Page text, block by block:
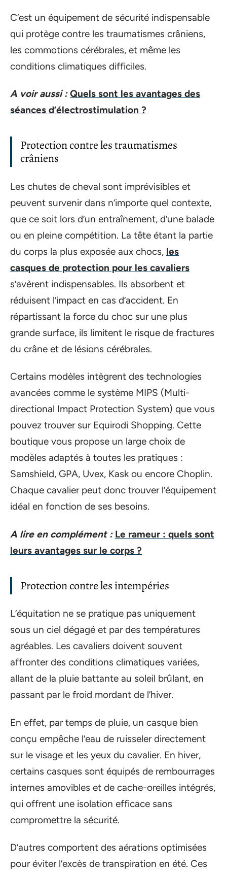
C’est un équipement de sécurité indispensable
qui protège contre les traumatismes crâniens,
les commotions cérébrales, et même les
conditions climatiques difficiles.
A voir aussi : Quels sont les avantages des
séances d’électrostimulation ?
Protection contre les traumatismes
crâniens
Les chutes de cheval sont imprévisibles et
peuvent survenir dans n’importe quel contexte,
que ce soit lors d’un entraînement, d’une balade
ou en pleine compétition. La tête étant la partie
du corps la plus exposée aux chocs, les
casques de protection pour les cavaliers
s’avèrent indispensables. Ils absorbent et
réduisent l’impact en cas d’accident. En
répartissant la force du choc sur une plus
grande surface, ils limitent le risque de fractures
du crâne et de lésions cérébrales.
Certains modèles intègrent des technologies
avancées comme le système MIPS (Multi-
directional Impact Protection System) que vous
pouvez trouver sur Equirodi Shopping. Cette
boutique vous propose un large choix de
modèles adaptés à toutes les pratiques :
Samshield, GPA, Uvex, Kask ou encore Choplin.
Chaque cavalier peut donc trouver l’équipement
idéal en fonction de ses besoins.
A lire en complément : Le rameur : quels sont
leurs avantages sur le corps ?
Protection contre les intempéries
L’équitation ne se pratique pas uniquement
sous un ciel dégagé et par des températures
agréables. Les cavaliers doivent souvent
affronter des conditions climatiques variées,
allant de la pluie battante au soleil brûlant, en
passant par le froid mordant de l’hiver.
En effet, par temps de pluie, un casque bien
conçu empêche l’eau de ruisseler directement
sur le visage et les yeux du cavalier. En hiver,
certains casques sont équipés de rembourrages
internes amovibles et de cache-oreilles intégrés,
qui offrent une isolation efficace sans
compromettre la sécurité.
D’autres comportent des aérations optimisées
pour éviter l’excès de transpiration en été. Ces